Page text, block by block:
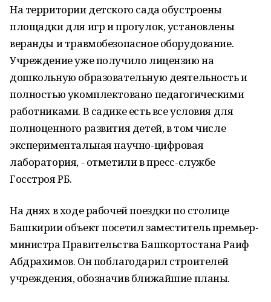
На территории детского сада обустроены
площадки для игр и прогулок, установлены
веранды и травмобезопасное оборудование.
Учреждение уже получило лицензию на
дошкольную образовательную деятельность и
полностью укомплектовано педагогическими
работниками. В садике есть все условия для
полноценного развития детей, в том числе
экспериментальная научно-цифровая
лаборатория, - отметили в пресс-службе
Госстроя РБ.
На днях в ходе рабочей поездки по столице
Башкирии объект посетил заместитель премьер-
министра Правительства Башкортостана Раиф
Абдрахимов. Он поблагодарил строителей
учреждения, обозначив ближайшие планы.